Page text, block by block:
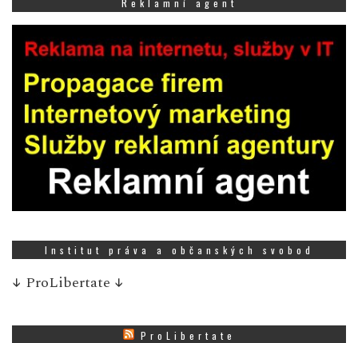
Institut práva a občanských svobod
↓ ProLibertate ↓
ProLibertate